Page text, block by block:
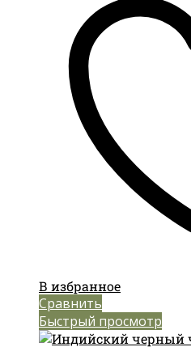
В избранное
Сравнить
Быстрый просмотр